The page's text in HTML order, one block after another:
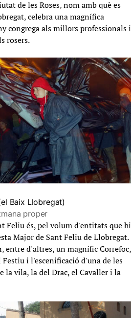
de les Roses, nom amb què es
celebra una magnífica
congrega als millors professionals i
rosers.
Baix Llobregat)
proper
Feliu és, pel volum d'entitats que hi
Major de Sant Feliu de Llobregat.
entre d'altres, un magnífic Correfoc,
i l'escenificació d'una de les
la vila, la del Drac, el Cavaller i la